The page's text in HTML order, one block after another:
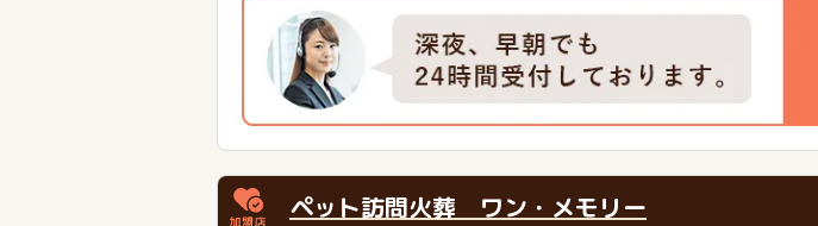
ペット訪問火葬 ワン・メモリー